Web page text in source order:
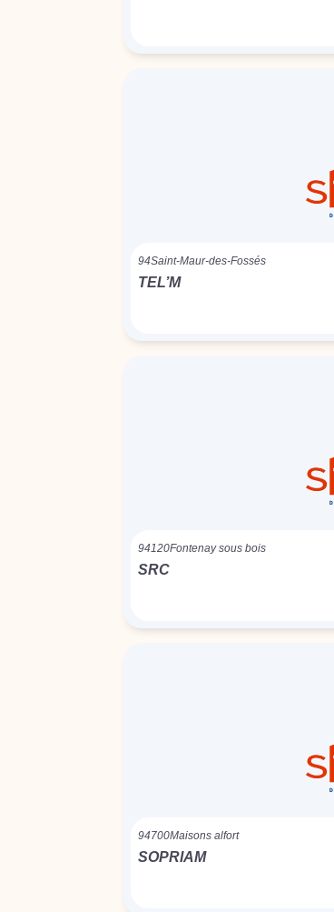
94Saint-Maur-des-Fossés
TEL’M
94120Fontenay sous bois
SRC
94700Maisons alfort
SOPRIAM